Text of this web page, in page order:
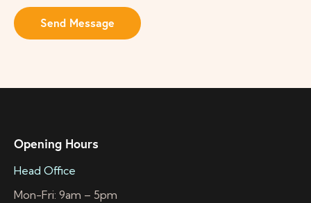
Send Message
Opening Hours
Head Office
Mon-Fri: 9am – 5pm